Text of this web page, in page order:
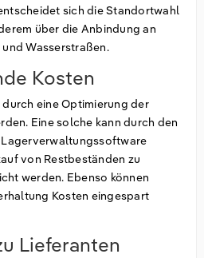
sich die Standortwahl
über die Anbindung an
Wasserstraßen.
Kosten
eine Optimierung der
Eine solche kann durch den
von Restbeständen zu
werden. Ebenso können
Kosten eingespart
Lieferanten